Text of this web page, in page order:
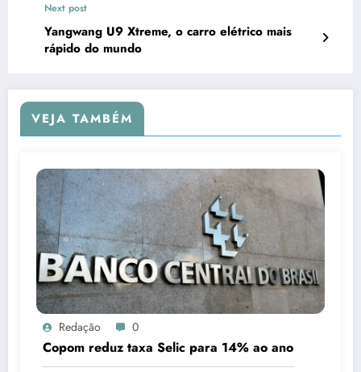
Next post
Yangwang U9 Xtreme, o carro elétrico mais
rápido do mundo
VEJA TAMBÉM
Redação 0
Copom reduz taxa Selic para 14% ao ano